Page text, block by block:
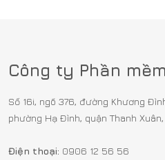
Công ty Phần
Số 16i, ngõ 376, đường Khương
phường Hạ Đình, quận Thanh Xuân,
Điện thoại: 0906 12 56 56